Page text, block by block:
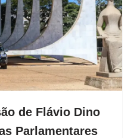
de Flávio Dino
Parlamentares